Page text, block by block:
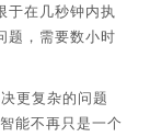
于在几秒钟内执
题，需要数小时
更复杂的问题
能不再只是一个